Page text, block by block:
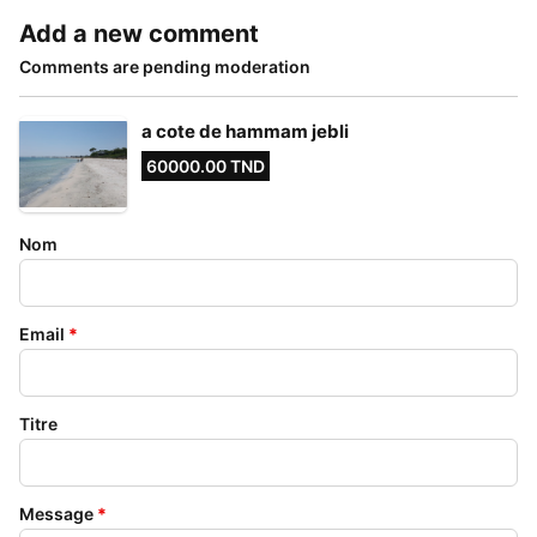
Add a new comment
Comments are pending moderation
a cote de hammam jebli
60000.00 TND
Nom
Email *
Titre
Message *